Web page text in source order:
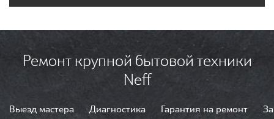
Ремонт крупной бытовой техники
Neff
Выезд мастера Диагностика Гарантия на ремонт